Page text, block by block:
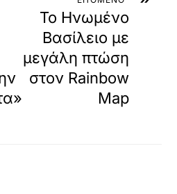
Το Ηνωμένο
Βασίλειο με
μεγάλη πτώση
στον Rainbow
Map